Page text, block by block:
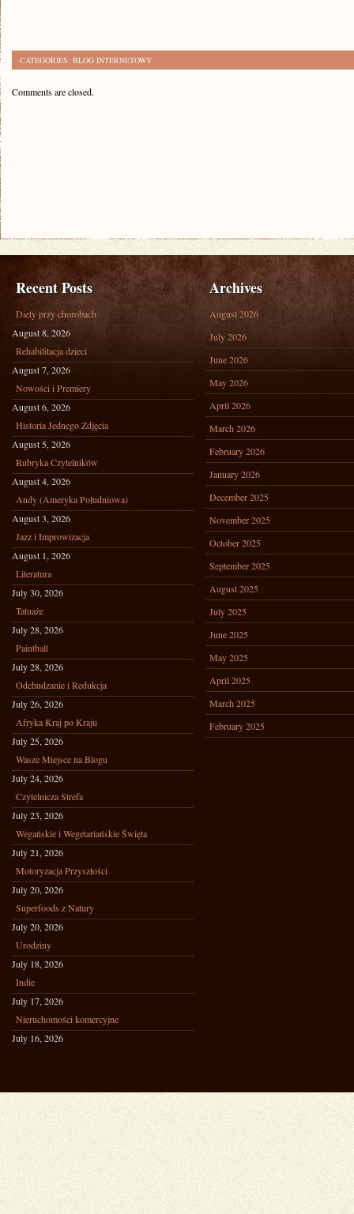
CATEGORIES: BLOG INTERNETOWY
Comments are closed.
Recent Posts
Diety przy chorobach
August 8, 2026
Rehabilitacja dzieci
August 7, 2026
Nowości i Premiery
August 6, 2026
Historia Jednego Zdjęcia
August 5, 2026
Rubryka Czytelników
August 4, 2026
Andy (Ameryka Południowa)
August 3, 2026
Jazz i Improwizacja
August 1, 2026
Literatura
July 30, 2026
Tatuaże
July 28, 2026
Paintball
July 28, 2026
Odchudzanie i Redukcja
July 26, 2026
Afryka Kraj po Kraju
July 25, 2026
Wasze Miejsce na Blogu
July 24, 2026
Czytelnicza Strefa
July 23, 2026
Wegańskie i Wegetariańskie Święta
July 21, 2026
Motoryzacja Przyszłości
July 20, 2026
Superfoods z Natury
July 20, 2026
Urodziny
July 18, 2026
Indie
July 17, 2026
Nieruchomości komercyjne
July 16, 2026
Archives
August 2026
July 2026
June 2026
May 2026
April 2026
March 2026
February 2026
January 2026
December 2025
November 2025
October 2025
September 2025
August 2025
July 2025
June 2025
May 2025
April 2025
March 2025
February 2025